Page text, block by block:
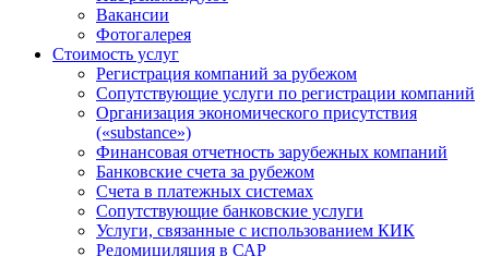
Вакансии
Фотогалерея
Стоимость услуг
Регистрация компаний за рубежом
Сопутствующие услуги по регистрации компаний
Организация экономического присутствия
(«substance»)
Финансовая отчетность зарубежных компаний
Банковские счета за рубежом
Счета в платежных системах
Сопутствующие банковские услуги
Услуги, связанные с использованием КИК
Редомициляция в САР